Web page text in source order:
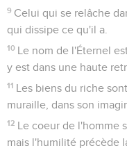
9 Celui qui se relâche
qui dissipe ce qu'il a.
10 Le nom de l'Éternel
y est dans une haute
11 Les biens du riche
muraille, dans son
12 Le coeur de l'homme
mais l'humilité précède